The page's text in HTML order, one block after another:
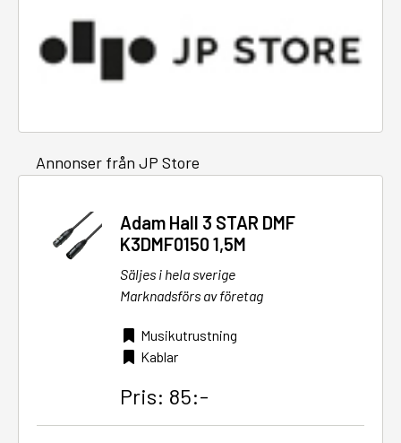
Annonser från JP Store
Adam Hall 3 STAR DMF
K3DMF0150 1,5M
Säljes i hela sverige
Marknadsförs av företag
Musikutrustning
Kablar
Pris: 85:-